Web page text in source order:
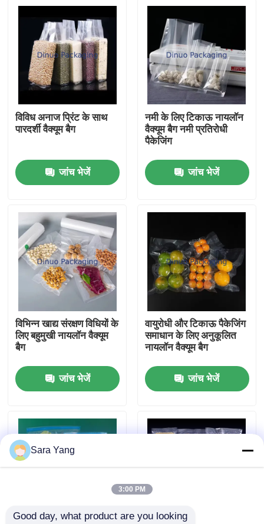
घर
उत्पादों
वीडियो
हमारे बारे में
कारखाना दौरा
गुणवत्ता नियंत्रण
समाचार
बबल मेलिंग बैग
विविध अनाज प्रिंट के साथ
पारदर्शी वैक्यूम बैग
जांच भेजें
नमी के लिए टिकाऊ नायलॉन
वैक्यूम बैग नमी प्रतिरोधी
पैकेजिंग
जांच भेजें
विभिन्न खाद्य संरक्षण विधियों के
लिए बहुमुखी नायलॉन वैक्यूम
बैग
जांच भेजें
वायुरोधी और टिकाऊ पैकेजिंग
समाधान के लिए अनुकूलित
नायलॉन वैक्यूम बैग
जांच भेजें
Sara Yang
3:00 PM
Good day, what product are you looking